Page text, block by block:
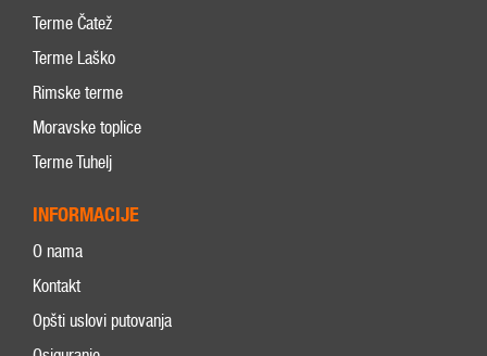
Terme Čatež
Terme Laško
Rimske terme
Moravske toplice
Terme Tuhelj
INFORMACIJE
O nama
Kontakt
Opšti uslovi putovanja